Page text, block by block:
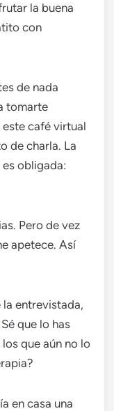
la buena
con
de nada
tomarte
café virtual
de charla. La
obligada:
Pero de vez
apetece. Así
entrevistada,
Sé que lo has
que aún no lo
en casa una